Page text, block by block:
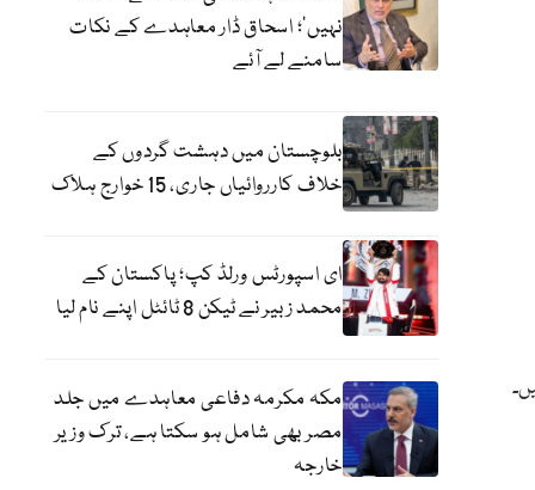
رکھے ہیں۔
نہیں’؛ اسحاق ڈار معاہدے کے نکات
سامنے لے آئے
بلوچستان میں دہشت گردوں کے
خلاف کارروائیاں جاری، 15 خوارج ہلاک
ای اسپورٹس ورلڈ کپ؛ پاکستان کے
محمد زبیر نے ٹیکن 8 ٹائٹل اپنے نام لیا
مکہ مکرمہ دفاعی معاہدے میں جلد
مصر بھی شامل ہو سکتا ہے، ترک وزیر
خارجہ